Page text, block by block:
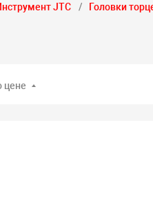
JTC Головки
цене